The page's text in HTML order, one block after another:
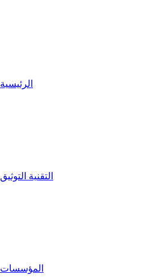
الرئيسية
التقنية التوثيق
المؤسسات